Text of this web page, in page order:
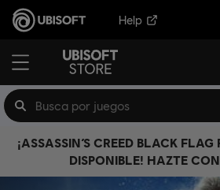
Help
¡ASSASSIN’S CREED BLACK FLAG
DISPONIBLE! HAZTE